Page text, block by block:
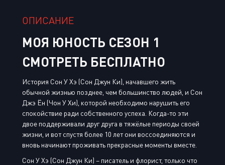
ОПИСАНИЕ
МОЯ ЮНОСТЬ СЕЗОН 1
СМОТРЕТЬ БЕСПЛАТНО
История Сон У Хэ (Сон Джун Ки), начавшего жить
обычной жизнью позднее, чем большинство людей, и Сон
Джэ Ён (Чон У Хи), которой необходимо нарушить его
спокойствие ради собственного успеха. Когда-то эти
двое поддерживали друг друга в тяжёлые периоды своей
жизни, и вот спустя более 10 лет они воссоединяются и
вновь начинают проживать прекрасные моменты вместе.
Сон У Хэ (Сон Джун Ки) – писатель и флорист, только что